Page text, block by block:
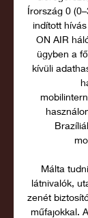
Írország 0
indított
ON AIR
ügyben a
kívüli
Málta
látnivalók,
zenét
műfajokkal.